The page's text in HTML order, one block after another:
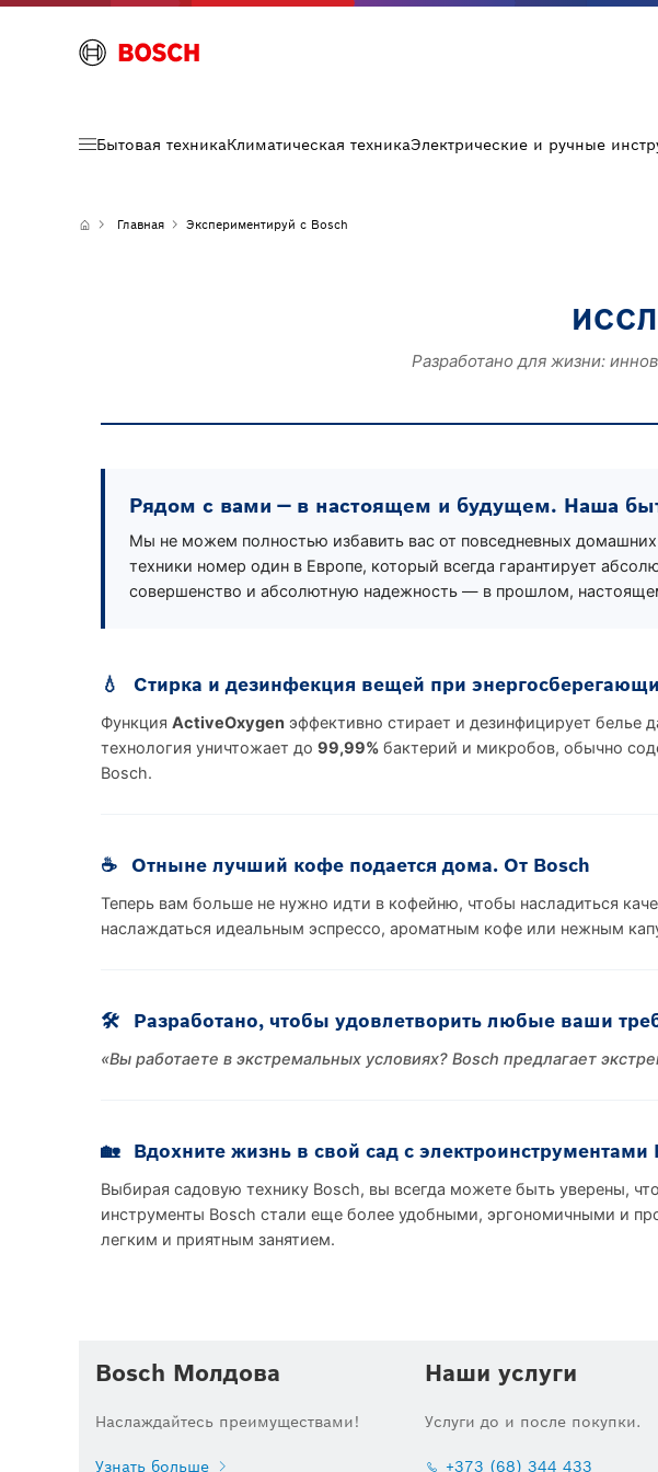
Бытовая техникаКлиматическая техникаЭлектрические и ручные
Главная Экспериментируй с Bosch
Разработано для жизни:
Рядом с вами — в настоящем и будущем. Наша
Мы не можем полностью избавить вас от повседневных домашних
техники номер один в Европе, который всегда гарантирует
совершенство и абсолютную надежность — в прошлом,
💧 Стирка и дезинфекция вещей при
Функция ActiveOxygen эффективно стирает и дезинфицирует белье
технология уничтожает до 99,99% бактерий и микробов, обычно
Bosch.
☕ Отныне лучший кофе подается дома. От Bosch
Теперь вам больше не нужно идти в кофейню, чтобы насладиться
наслаждаться идеальным эспрессо, ароматным кофе или нежным
🛠 Разработано, чтобы удовлетворить любые ваши
«Вы работаете в экстремальных условиях? Bosch предлагает
🏡 Вдохните жизнь в свой сад с электроинструментами
Выбирая садовую технику Bosch, вы всегда можете быть уверены,
инструменты Bosch стали еще более удобными, эргономичными и
легким и приятным занятием.
Bosch Молдова
Наслаждайтесь преимуществами!
Узнать больше
Наши услуги
Услуги до и после покупки.
+373 (68) 344 433